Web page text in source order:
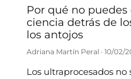
Por qué no
ciencia detrás de
los antojos
Adriana Martín Peral 10/02/
Los ultraprocesados no